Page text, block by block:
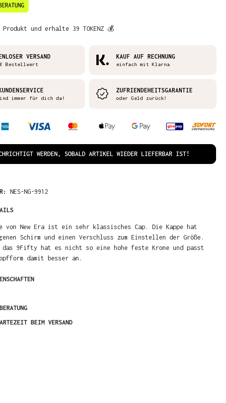
und erhalte 39 TOKENZ 💰
VERSAND
Bestellwert
KAUF AUF RECHNUNG
einfach mit Klarna
immer für dich da!
ZUFRIENDEHEITSGARANTIE
oder Geld zurück!
WERDEN, SOBALD ARTIKEL WIEDER LIEFERBAR IST!
NES-NG-9912
von New Era ist ein sehr klassisches Cap. Die Kappe hat
Schirm und einen Verschluss zum Einstellen der Größe.
das 9Fifty hat es nicht so eine hohe feste Krone und passt
damit besser an.
BEIM VERSAND